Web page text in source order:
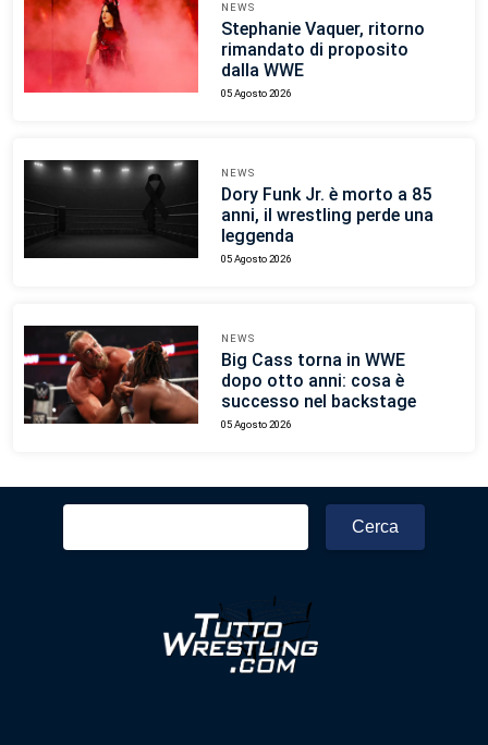
NEWS
Stephanie Vaquer, ritorno
rimandato di proposito
dalla WWE
05 Agosto 2026
NEWS
Dory Funk Jr. è morto a 85
anni, il wrestling perde una
leggenda
05 Agosto 2026
NEWS
Big Cass torna in WWE
dopo otto anni: cosa è
successo nel backstage
05 Agosto 2026
Ricerca